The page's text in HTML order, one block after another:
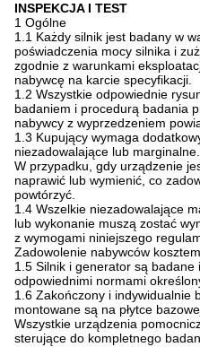
INSPEKCJA I TEST
1 Ogólne
1.1 Każdy silnik jest badany w
poświadczenia mocy silnika i
zgodnie z warunkami
nabywcę na karcie specyfikacji.
1.2 Wszystkie odpowiednie
badaniem i procedurą badania
nabywcy z wyprzedzeniem
1.3 Kupujący wymaga
niezadowalające lub marginalne.
W przypadku, gdy urządzenie
naprawić lub wymienić, co
powtórzyć.
1.4 Wszelkie niezadowalające
lub wykonanie muszą zostać
z wymogami niniejszego
Zadowolenie nabywców
1.5 Silnik i generator są badane
odpowiednimi normami
1.6 Zakończony i indywidualnie
montowane są na płytce
Wszystkie urządzenia
sterujące do kompletnego